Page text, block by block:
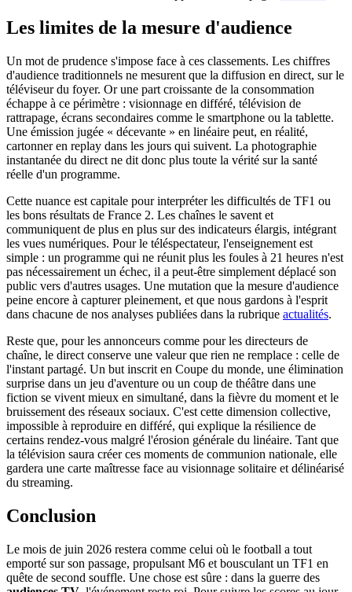
Les limites de la mesure d'audience
Un mot de prudence s'impose face à ces classements. Les chiffres
d'audience traditionnels ne mesurent que la diffusion en direct, sur le
téléviseur du foyer. Or une part croissante de la consommation
échappe à ce périmètre : visionnage en différé, télévision de
rattrapage, écrans secondaires comme le smartphone ou la tablette.
Une émission jugée « décevante » en linéaire peut, en réalité,
cartonner en replay dans les jours qui suivent. La photographie
instantanée du direct ne dit donc plus toute la vérité sur la santé
réelle d'un programme.
Cette nuance est capitale pour interpréter les difficultés de TF1 ou
les bons résultats de France 2. Les chaînes le savent et
communiquent de plus en plus sur des indicateurs élargis, intégrant
les vues numériques. Pour le téléspectateur, l'enseignement est
simple : un programme qui ne réunit plus les foules à 21 heures n'est
pas nécessairement un échec, il a peut-être simplement déplacé son
public vers d'autres usages. Une mutation que la mesure d'audience
peine encore à capturer pleinement, et que nous gardons à l'esprit
dans chacune de nos analyses publiées dans la rubrique actualités.
Reste que, pour les annonceurs comme pour les directeurs de
chaîne, le direct conserve une valeur que rien ne remplace : celle de
l'instant partagé. Un but inscrit en Coupe du monde, une élimination
surprise dans un jeu d'aventure ou un coup de théâtre dans une
fiction se vivent mieux en simultané, dans la fièvre du moment et le
bruissement des réseaux sociaux. C'est cette dimension collective,
impossible à reproduire en différé, qui explique la résilience de
certains rendez-vous malgré l'érosion générale du linéaire. Tant que
la télévision saura créer ces moments de communion nationale, elle
gardera une carte maîtresse face au visionnage solitaire et délinéarisé
du streaming.
Conclusion
Le mois de juin 2026 restera comme celui où le football a tout
emporté sur son passage, propulsant M6 et bousculant un TF1 en
quête de second souffle. Une chose est sûre : dans la guerre des